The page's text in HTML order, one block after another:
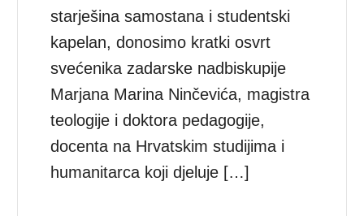
starješina samostana i studentski
kapelan, donosimo kratki osvrt
svećenika zadarske nadbiskupije
Marjana Marina Ninčevića, magistra
teologije i doktora pedagogije,
docenta na Hrvatskim studijima i
humanitarca koji djeluje […]